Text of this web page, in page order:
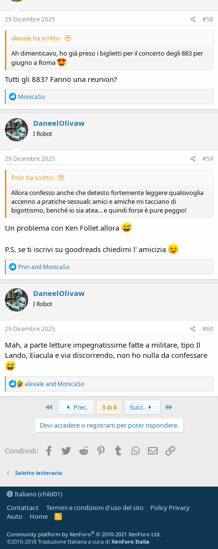
n
s
29 Dicembre 2025 #58
alevale ha scritto:
Ah dimenticavo, ho già preso i biglietti per il concerto degli 883 per
giugno a Roma
Tutti gli 883? Fanno una reunion?
R
e
a
c
t
i
o
n
s
MonicaSo
DaneelOlivaw
I Robot
29 Dicembre 2025 #59
Pnin ha scritto:
Allora confesso anche che detesto fortemente leggere qualsivoglia
accenno a pratiche sessuali: amici e amiche mi tacciano di
bigottismo, benché io sia atea... e quindi forse è pure peggio!
Un problema con Ken Follet allora
P.S. se ti iscrivi su goodreads chiedimi l' amicizia
R
e
a
c
t
i
o
n
s
Pninand MonicaSo
DaneelOlivaw
I Robot
29 Dicembre 2025 #60
Mah, a parte letture impegnatissime fatte a militare, tipo Il
Lando, Eiacula e via discorrendo, non ho nulla da confessare
R
e
a
:
alevaleand MonicaSo
Primo Prec. 3 di 6 Succ.
Devi accedere o registrarti per poter rispondere.
Condividi: Facebook
Twitter Reddit PinterestTumblrWhatsApp
e-mail
Salotto letterario
Italiano (child01)
Contattaci!
Termini e condizioni d'uso del sito
Policy Privacy
Aiuto
Home
R
Community platform by XenForo® © 2010-2021 XenForo Ltd.
©2010-2018 Traduzione Italiana a cura di XenForo Italia